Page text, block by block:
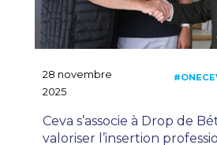
28 novembre
2025
Ceva s’associe à Drop de
valoriser l’insertion